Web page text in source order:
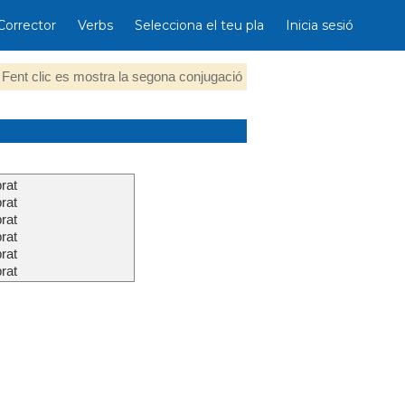
Verbs Selecciona el teu pla Inicia sesió
Fent clic es mostra la segona conjugació